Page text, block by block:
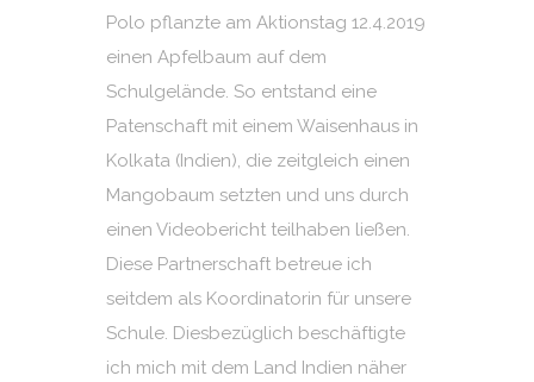
Polo pflanzte am Aktionstag 12.4.2019
einen Apfelbaum auf dem
Schulgelände. So entstand eine
Patenschaft mit einem Waisenhaus in
Kolkata (Indien), die zeitgleich einen
Mangobaum setzten und uns durch
einen Videobericht teilhaben ließen.
Diese Partnerschaft betreue ich
seitdem als Koordinatorin für unsere
Schule. Diesbezüglich beschäftigte
ich mich mit dem Land Indien näher